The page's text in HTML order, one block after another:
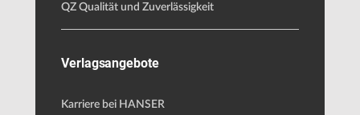
QZ Qualität und Zuverlässigkeit
Verlagsangebote
Karriere bei HANSER